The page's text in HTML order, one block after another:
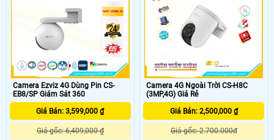
Camera Ezviz 4G Dùng Pin CS-
EB8/SP Giám Sát 360
Giá Bán: 3,599,000 ₫
Giá gốc: 6,409,000 ₫
Camera 4G Ngoài Trời CS-H8C
(3MP,4G) Giá Rẻ
Giá Bán: 2,500,000 ₫
Giá gốc: 2.700.000đ